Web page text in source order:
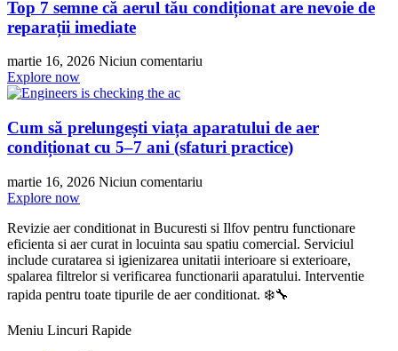
Top 7 semne că aerul tău condiționat are nevoie de
reparații imediate
martie 16, 2026 Niciun comentariu
Explore now
Cum să prelungești viața aparatului de aer
condiționat cu 5–7 ani (sfaturi practice)
martie 16, 2026 Niciun comentariu
Explore now
Revizie aer conditionat in Bucuresti si Ilfov pentru functionare
eficienta si aer curat in locuinta sau spatiu comercial. Serviciul
include curatarea si igienizarea unitatii interioare si exterioare,
spalarea filtrelor si verificarea functionarii aparatului. Interventie
rapida pentru toate tipurile de aer conditionat. ❄️🔧
Meniu Lincuri Rapide